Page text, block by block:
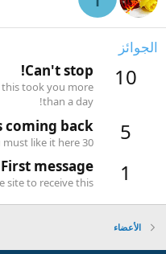
الجوائز
10
Can't stop!
this took you more
than a day!
5
coming back
30 messages posted. You must like it here!
1
First message
site to receive this.
الأعضاء